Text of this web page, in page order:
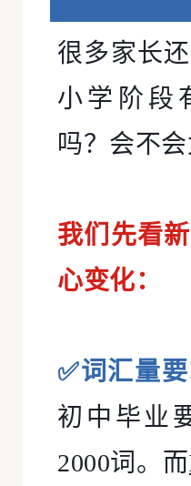
很多家长
小学阶段
吗？会不会
我们先看
心变化：
✅词汇量
初中毕业
2000词。而